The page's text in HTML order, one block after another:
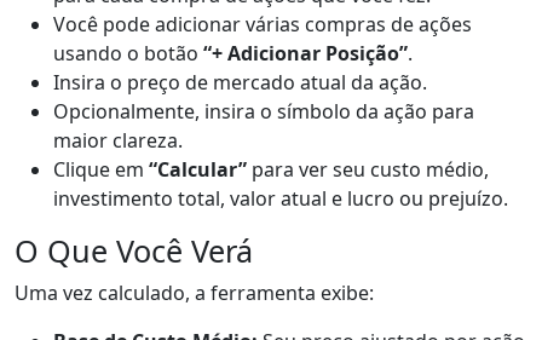
Você pode adicionar várias compras de ações
usando o botão “+ Adicionar Posição”.
Insira o preço de mercado atual da ação.
Opcionalmente, insira o símbolo da ação para
maior clareza.
Clique em “Calcular” para ver seu custo médio,
investimento total, valor atual e lucro ou prejuízo.
O Que Você Verá
Uma vez calculado, a ferramenta exibe: